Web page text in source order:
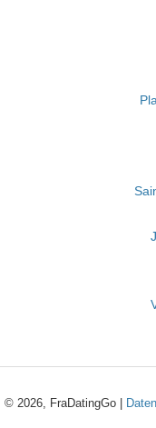
© 2026, FraDatingGo |